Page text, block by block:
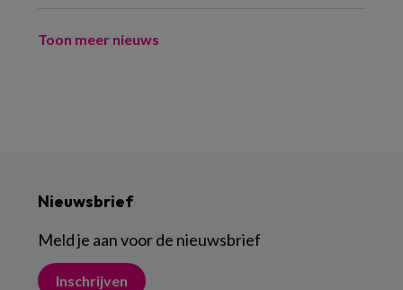
Toon meer nieuws
Nieuwsbrief
Meld je aan voor de nieuwsbrief
Inschrijven